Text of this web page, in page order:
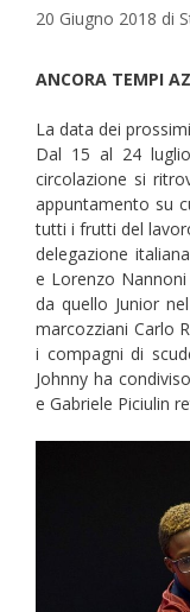
20 Giugno 2018 di
ANCORA TEMPI
La data dei
Dal 15 al 24
circolazione si
appuntamento su
tutti i frutti del
delegazione
e Lorenzo
da quello Junior
marcozziani Carlo
i compagni di
Johnny ha
e Gabriele Piciulin